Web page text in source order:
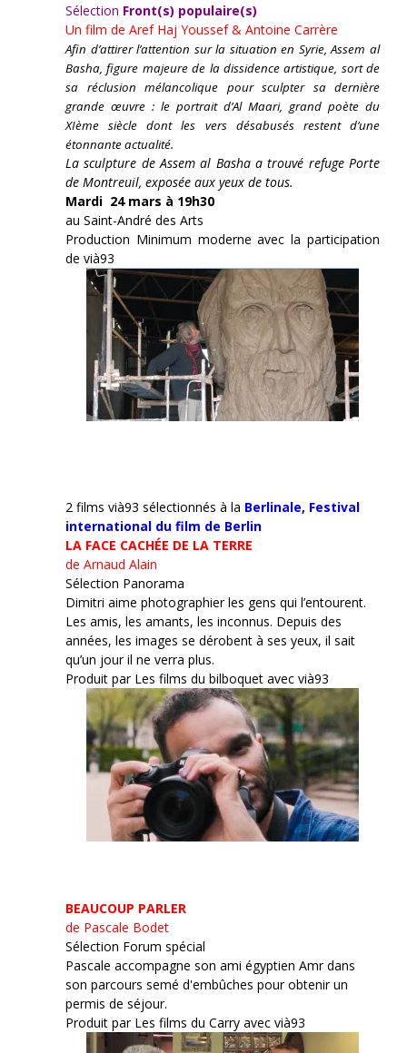
Sélection Front(s) populaire(s)
Un film de Aref Haj Youssef & Antoine Carrère
Afin d’attirer l’attention sur la situation en Syrie, Assem al
Basha, figure majeure de la dissidence artistique, sort de
sa réclusion mélancolique pour sculpter sa dernière
grande œuvre : le portrait d’Al Maari, grand poète du
XIème siècle dont les vers désabusés restent d’une
étonnante actualité.
La sculpture de Assem al Basha a trouvé refuge Porte
de Montreuil, exposée aux yeux de tous.
Mardi 24 mars à 19h30
au Saint-André des Arts
Production Minimum moderne avec la participation
de vià93
2 films vià93 sélectionnés à la Berlinale, Festival
international du film de Berlin
LA FACE CACHÉE DE LA TERRE
de Arnaud Alain
Sélection Panorama
Dimitri aime photographier les gens qui l’entourent.
Les amis, les amants, les inconnus. Depuis des
années, les images se dérobent à ses yeux, il sait
qu’un jour il ne verra plus.
Produit par Les films du bilboquet avec vià93
BEAUCOUP PARLER
de Pascale Bodet
Sélection Forum spécial
Pascale accompagne son ami égyptien Amr dans
son parcours semé d'embûches pour obtenir un
permis de séjour.
Produit par Les films du Carry avec vià93